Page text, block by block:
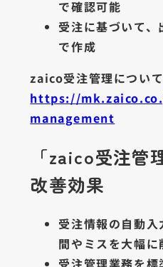
で確認可能
受注に基づいて
で作成
zaico受注管理につい
https://
management
「zaico受注管
改善効果
受注情報の自動
間やミスを大幅に
受注管理業務を